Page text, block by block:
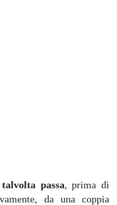
passa, prima di
da una coppia